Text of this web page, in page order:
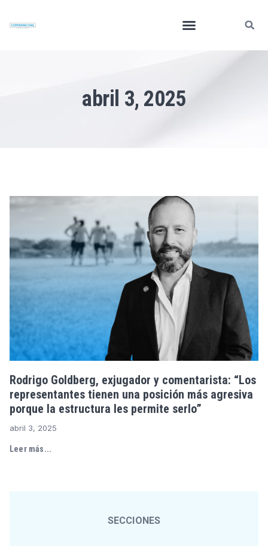
abril 3, 2025
Rodrigo Goldberg, exjugador y comentarista: “Los
representantes tienen una posición más agresiva
porque la estructura les permite serlo”
abril 3, 2025
Leer más...
SECCIONES